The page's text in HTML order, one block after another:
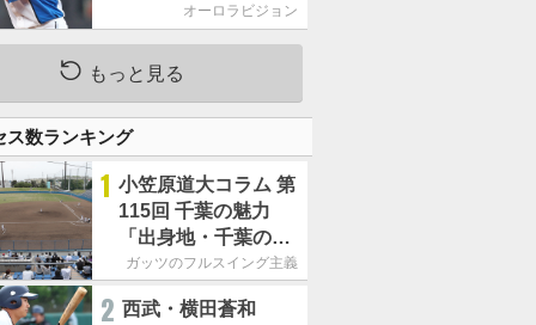
か意味のある打席にし
く！
オーロラビジョン
もっと見る
ス数ランキング
1 小笠原道大コラム 第
115回 千葉の魅力
「出身地・千葉の話
の続き。昔から野球
す」
ガッツのフルスイング主義
2 西武・横田蒼和